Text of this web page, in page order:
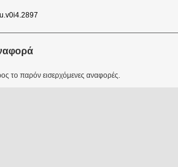
το παρόν εισερχόμενες αναφορές.